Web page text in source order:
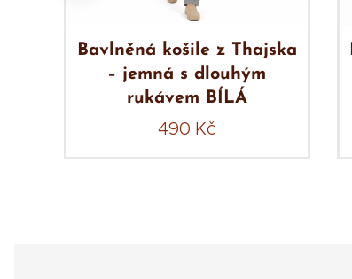
Bavlněná košile z Thajska
– jemná s dlouhým
rukávem BÍLÁ
490 Kč